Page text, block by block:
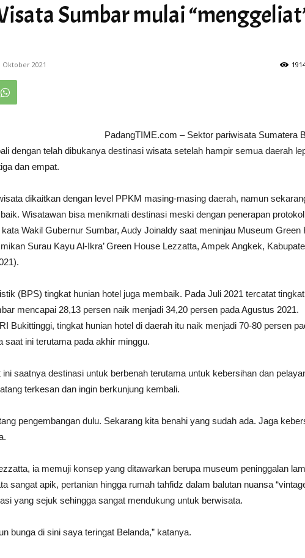
Time
Sumbar mulai
Oktober 2021
PadangTIME.com – Sektor pariwisata Sumatera
dengan telah dibukanya destinasi wisata setelah hampir semua daerah
dan empat.
dikaitkan dengan level PPKM masing-masing daerah, namun
Wisatawan bisa menikmati destinasi meski dengan penerapan protokol
Wakil Gubernur Sumbar, Audy Joinaldy saat meninjau Museum Green
Surau Kayu Al-Ikra’ Green House Lezzatta, Ampek Angkek,
(BPS) tingkat hunian hotel juga membaik. Pada Juli 2021 tercatat
mencapai 28,13 persen naik menjadi 34,20 persen pada Agustus 2021.
Bukittinggi, tingkat hunian hotel di daerah itu naik menjadi 70-80 persen
saat ini terutama pada akhir minggu.
saatnya destinasi untuk berbenah terutama untuk kebersihan dan
terkesan dan ingin berkunjung kembali.
pengembangan dulu. Sekarang kita benahi yang sudah ada. Jaga
ia memuji konsep yang ditawarkan berupa museum peninggalan
sangat apik, pertanian hingga rumah tahfidz dalam balutan nuansa
yang sejuk sehingga sangat mendukung untuk berwisata.
bunga di sini saya teringat Belanda,” katanya.